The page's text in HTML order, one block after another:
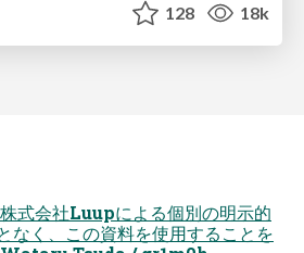
128 18k
式会社Luupによる個別の明示的
なく、この資料を使用することを